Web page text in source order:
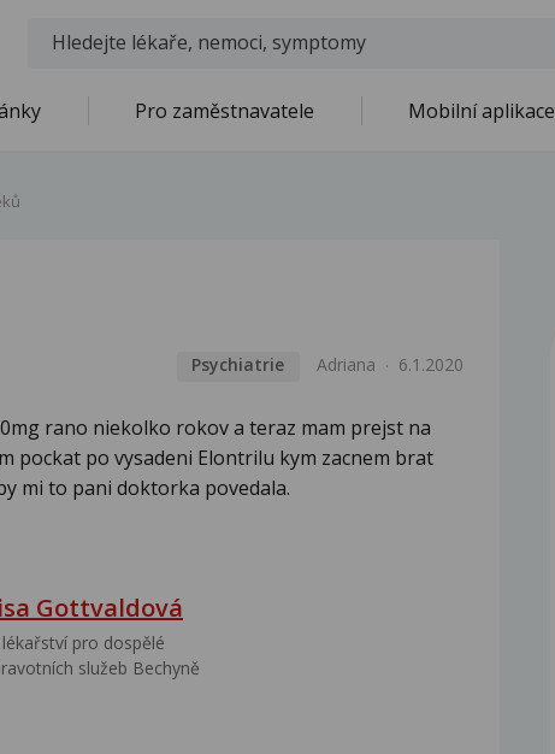
Pro zaměstnavatele Mobilní aplikace
Psychiatrie Adriana 6.1.2020
rano niekolko rokov a teraz mam prejst na
pockat po vysadeni Elontrilu kym zacnem brat
mi to pani doktorka povedala.
Gottvaldová
pro dospělé
služeb Bechyně